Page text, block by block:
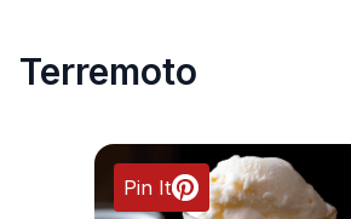
Terremoto
Pin It